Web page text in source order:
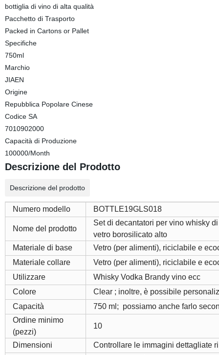
bottiglia di vino di alta qualità
Pacchetto di Trasporto
Packed in Cartons or Pallet
Specifiche
750ml
Marchio
JIAEN
Origine
Repubblica Popolare Cinese
Codice SA
7010902000
Capacità di Produzione
100000/Month
Descrizione del Prodotto
Descrizione del prodotto
Numero modello BOTTLE19GLS018
Nome del prodotto
Set di decantatori per vino whisky
vetro borosilicato alto
Materiale di base
Vetro (per alimenti), riciclabile e
Materiale collare
Vetro (per alimenti), riciclabile e
Utilizzare
Whisky Vodka Brandy vino ecc
Colore
Clear ; inoltre, è possibile
Capacità
750 ml; possiamo anche farlo
Ordine minimo
(pezzi)
10
Dimensioni Controllare le immagini dettagliate